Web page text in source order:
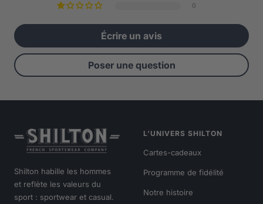
0
Écrire un avis
Poser une question
Shilton habille les hommes
et reflète les valeurs du
sport : sportwear et casual.
L’UNIVERS SHILTON
Cartes-cadeaux
Programme de fidélité
Notre histoire